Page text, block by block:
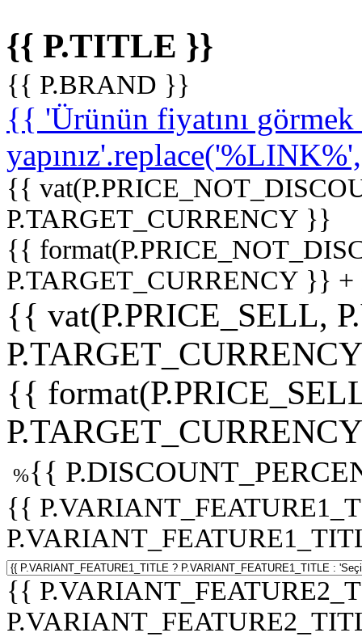
{{ P.TITLE }}
{{ P.BRAND }}
{{ 'Ürünün fiyatını
{{
P.TARGET_CURRENCY }}
{{
P.TARGET_CURRENCY }}
{{ vat(P.PRICE_SELL,
{{
%{{
{{
{{